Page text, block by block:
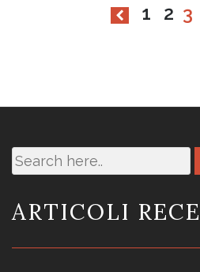
i
a
z
i
1 2 3
ARTICOLI